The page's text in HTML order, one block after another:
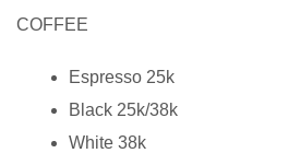
COFFEE
Espresso 25k
Black 25k/38k
White 38k